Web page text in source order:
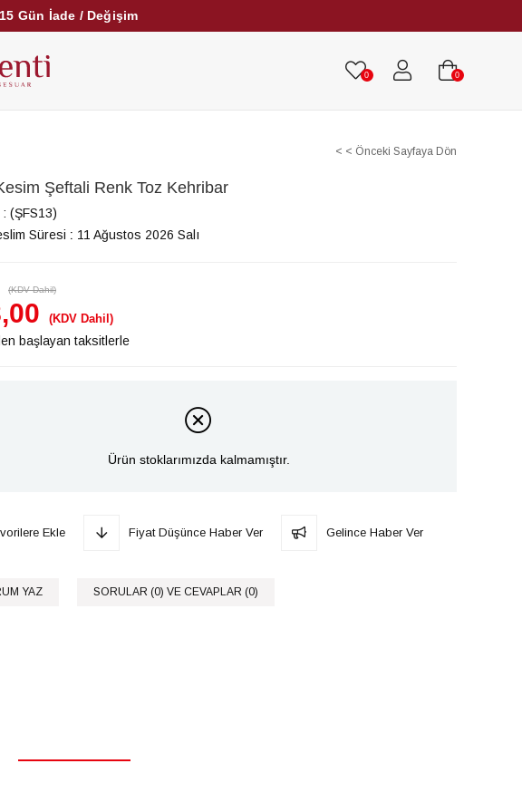
15 Gün İade / Değişim
0 0
< < Önceki Sayfaya Dön
Şeftali Renk Toz Kehribar
(ŞFS13)
Süresi : 11 Ağustos 2026 Salı
(KDV Dahil)
(KDV Dahil)
başlayan taksitlerle
Ürün stoklarımızda kalmamıştır.
Ekle Fiyat Düşünce Haber Ver Gelince Haber Ver
YAZ SORULAR (0) VE CEVAPLAR (0)